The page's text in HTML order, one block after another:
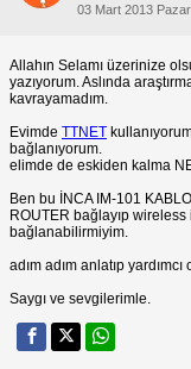
03 Mart 2013
Allahın Selamı üzerinize
yazıyorum. Aslında
kavrayamadım.
Evimde TTNET
bağlanıyorum.
elimde de eskiden kalma
Ben bu İNCA IM-101
ROUTER bağlayıp
bağlanabilirmiyim.
adım adım anlatıp
Saygı ve sevgilerimle.